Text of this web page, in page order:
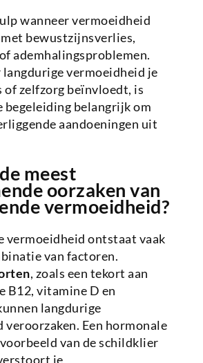
wanneer vermoeidheid
met bewustzijnsverlies,
ademhalingsproblemen.
langdurige vermoeidheid je
of zelfzorg beïnvloedt, is
begeleiding belangrijk om
aandoeningen uit
meest
oorzaken van
vermoeidheid?
vermoeidheid ontstaat vaak
van factoren.
, zoals een tekort aan
B12, vitamine D en
langdurige
veroorzaken. Een hormonale
van de schildklier
je